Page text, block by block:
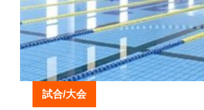
試合/大会